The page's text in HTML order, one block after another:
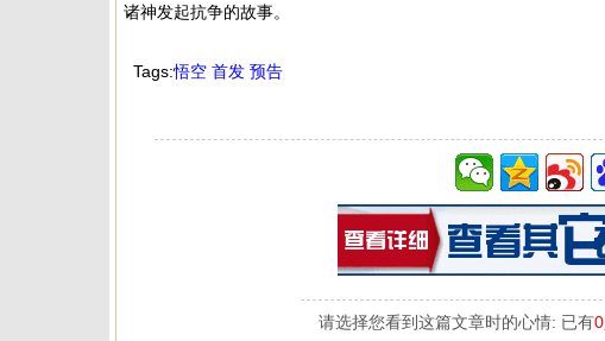
诸神发起抗争的故事。
Tags:悟空 首发 预告
请选择您看到这篇文章时的心情: 已有0